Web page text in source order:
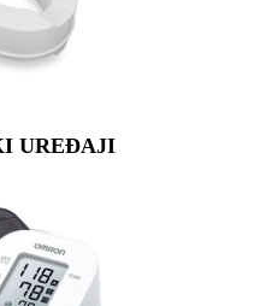
UREĐAJI